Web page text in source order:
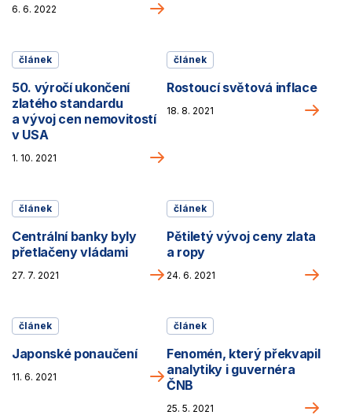
6. 6. 2022
článek
50. výročí ukončení
zlatého standardu
a vývoj cen nemovitostí
v USA
1. 10. 2021
článek
Rostoucí světová inflace
18. 8. 2021
článek
Centrální banky byly
přetlačeny vládami
27. 7. 2021 Pokračovat na článek
článek
Pětiletý vývoj ceny zlata
a ropy
24. 6. 2021
článek
Japonské ponaučení
11. 6. 2021 Pokračovat na článek
článek
Fenomén, který překvapil
analytiky i guvernéra
ČNB
25. 5. 2021